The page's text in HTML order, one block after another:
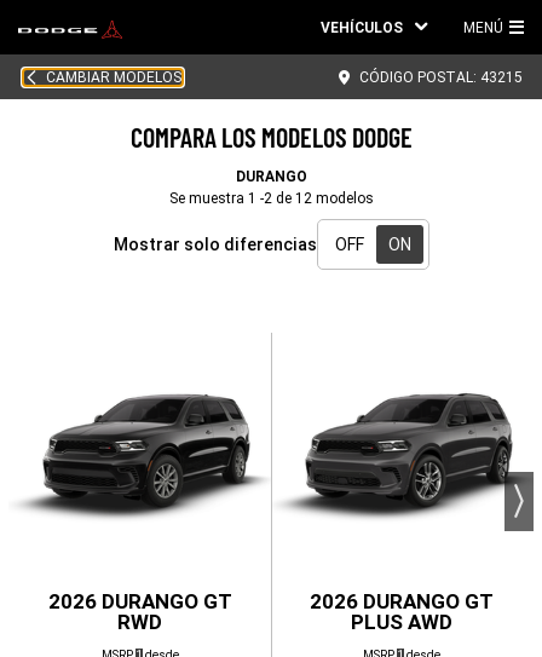
VEHÍCULOS MENÚ
CAMBIAR MODELOS CÓDIGO POSTAL: 43215
COMPARA LOS MODELOS DODGE​​​​​​
DURANGO
Se muestra 1 -2de 12modelos
Mostrar solo diferencias
Mostrar
solo
OFF ON
2026 DURANGO GT
RWD
( )
2026 DURANGO GT
PLUS AWD
( )